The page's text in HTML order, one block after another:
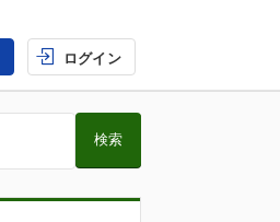
ログイン